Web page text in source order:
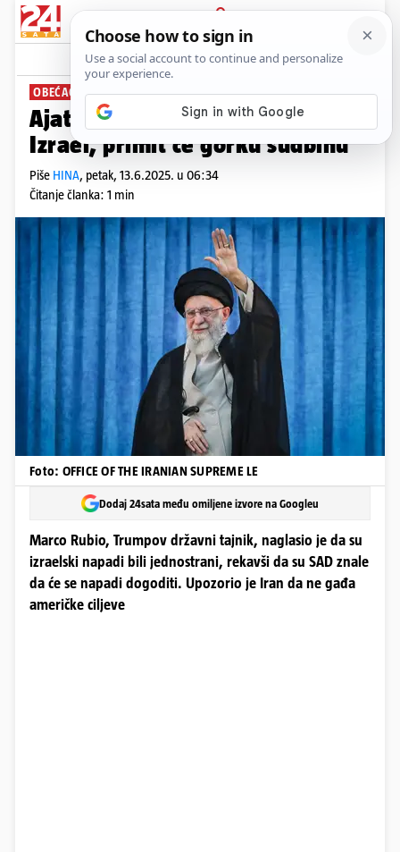
PRIJAVA
News Komentari
OBEĆAO ODMAZDU
Ajatolah Hamnei: 'Kaznit ćemo
Izrael, primit će gorku sudbinu'
Piše HINA, petak, 13.6.2025. u 06:34
Čitanje članka: 1 min
Foto: OFFICE OF THE IRANIAN SUPREME LE
Dodaj 24sata među omiljene izvore na Googleu
Marco Rubio, Trumpov državni tajnik, naglasio je da su
izraelski napadi bili jednostrani, rekavši da su SAD znale
da će se napadi dogoditi. Upozorio je Iran da ne gađa
američke ciljeve